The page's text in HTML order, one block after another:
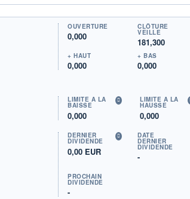
OUVERTURE
0,000
CLÔTURE
VEILLE
181,300
+ HAUT
0,000
+ BAS
0,000
LIMITE À LA
BAISSE
0,000
LIMITE À LA
HAUSSE
0,000
DERNIER
DIVIDENDE
0,00 EUR
DATE
DERNIER
DIVIDENDE
-
PROCHAIN
DIVIDENDE
-